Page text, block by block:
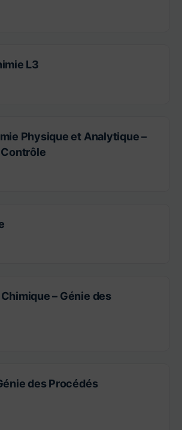
L3
Physique et Analytique –
– Génie des
des Procédés